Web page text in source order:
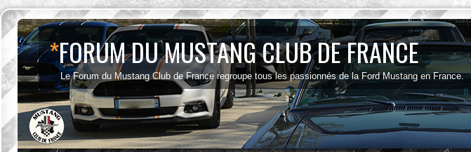
*FORUM DU MUSTANG CLUB DE FRANCE
Le Forum du Mustang Club de France regroupe tous les passionnés de la Ford Mustang en France.